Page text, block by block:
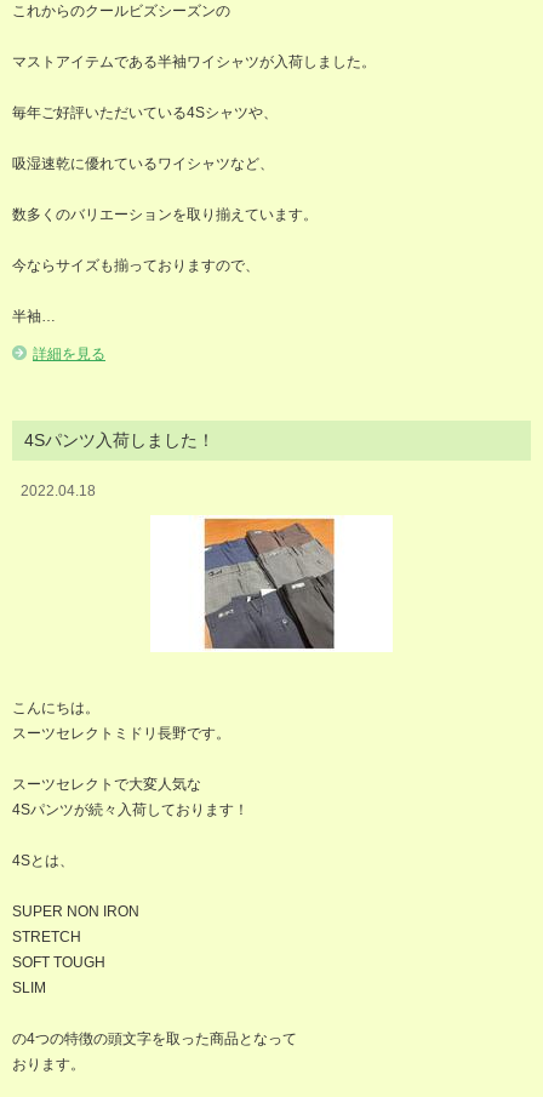
これからのクールビズシーズンの
マストアイテムである半袖ワイシャツが入荷しました。
毎年ご好評いただいている4Sシャツや、
吸湿速乾に優れているワイシャツなど、
数多くのバリエーションを取り揃えています。
今ならサイズも揃っておりますので、
半袖…
詳細を見る
4Sパンツ入荷しました！
2022.04.18
こんにちは。
スーツセレクトミドリ長野です。
スーツセレクトで大変人気な
4Sパンツが続々入荷しております！
4Sとは、
SUPER NON IRON
STRETCH
SOFT TOUGH
SLIM
の4つの特徴の頭文字を取った商品となって
おります。